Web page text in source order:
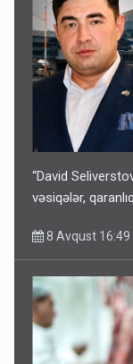
“David
vəsiqələr,
8 Avqust 16:49